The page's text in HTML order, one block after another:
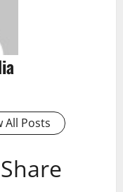
All Posts
Telegram
Share